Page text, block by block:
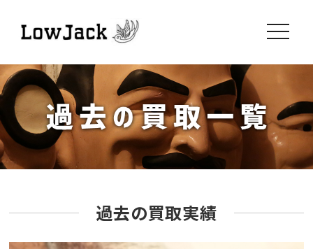
toggle
過去の買取実績